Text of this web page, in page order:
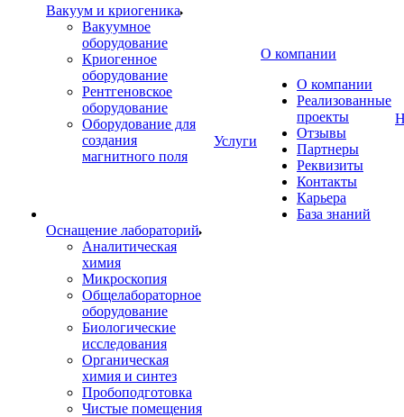
Вакуум и криогеника
Вакуумное
оборудование
Криогенное
оборудование
Рентгеновское
оборудование
Оборудование для
создания
магнитного поля
Оснащение лабораторий
Аналитическая
химия
Микроскопия
Общелабораторное
оборудование
Биологические
исследования
Органическая
химия и синтез
Пробоподготовка
Чистые помещения
Услуги
О компании
О компании
Реализованные
проекты
Отзывы
Партнеры
Реквизиты
Контакты
Карьера
База знаний